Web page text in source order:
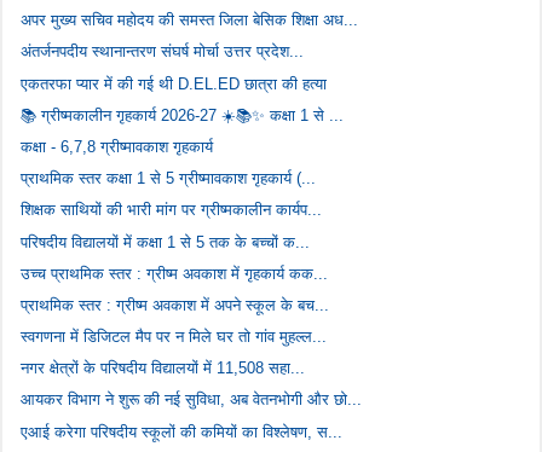
अपर मुख्य सचिव महोदय की समस्त जिला बेसिक शिक्षा अध...
अंतर्जनपदीय स्थानान्तरण संघर्ष मोर्चा उत्तर प्रदेश...
एकतरफा प्यार में की गई थी D.EL.ED छात्रा की हत्या
📚 ग्रीष्मकालीन गृहकार्य 2026-27 ☀️📚✨ कक्षा 1 से ...
कक्षा - 6,7,8 ग्रीष्मावकाश गृहकार्य
प्राथमिक स्तर कक्षा 1 से 5 ग्रीष्मावकाश गृहकार्य (...
शिक्षक साथियों की भारी मांग पर ग्रीष्मकालीन कार्यप...
परिषदीय विद्यालयों में कक्षा 1 से 5 तक के बच्चों क...
उच्च प्राथमिक स्तर : ग्रीष्म अवकाश में गृहकार्य कक...
प्राथमिक स्तर : ग्रीष्म अवकाश में अपने स्कूल के बच...
स्वगणना में डिजिटल मैप पर न मिले घर तो गांव मुहल्ल...
नगर क्षेत्रों के परिषदीय विद्यालयों में 11,508 सहा...
आयकर विभाग ने शुरू की नई सुविधा, अब वेतनभोगी और छो...
एआई करेगा परिषदीय स्कूलों की कमियों का विश्लेषण, स...